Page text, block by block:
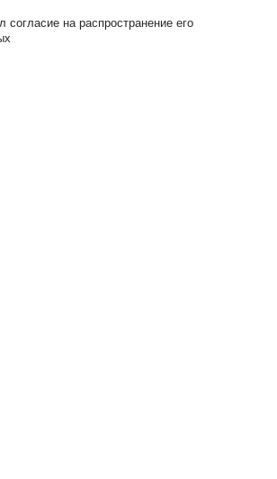
согласие на распространение его